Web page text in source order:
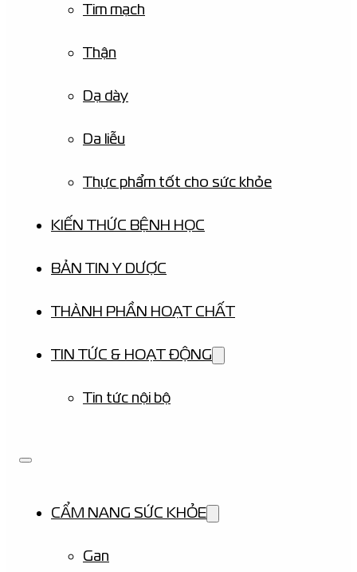
Tim mạch
Thận
Dạ dày
Da liễu
Thực phẩm tốt cho sức khỏe
KIẾN THỨC BỆNH HỌC
BẢN TIN Y DƯỢC
THÀNH PHẦN HOẠT CHẤT
TIN TỨC & HOẠT ĐỘNG
Tin tức nội bộ
CẨM NANG SỨC KHỎE
Gan